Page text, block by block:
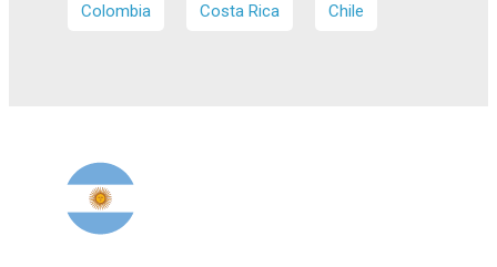
Colombia Costa Rica Chile